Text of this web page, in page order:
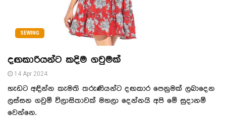
SEWING
දඟකාරියන්ට කදිම ගවුමක්
14 Apr 2024
හැඩට අඳින්න කැමති තරුණියන්ට දඟකාර පෙනුමක් ලබාදෙන
ලස්සන ගවුම් විලාසිතාවක් මහලා දෙන්නයි අපි මේ සුදානම්
වෙන්නෙ.